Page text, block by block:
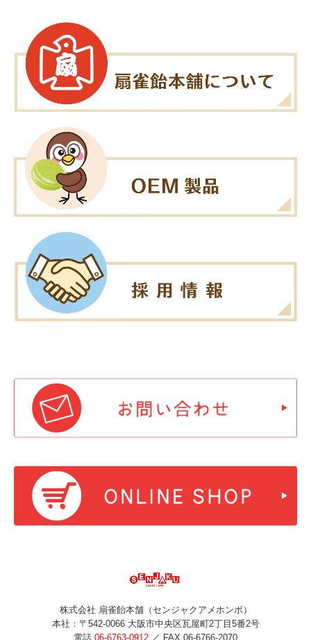
株式会社 扇雀飴本舗（センジャクアメホンポ）
本社：〒542-0066 大阪市中央区瓦屋町2丁目5番2号
電話 06-6763-0912 ／ FAX 06-6766-2070